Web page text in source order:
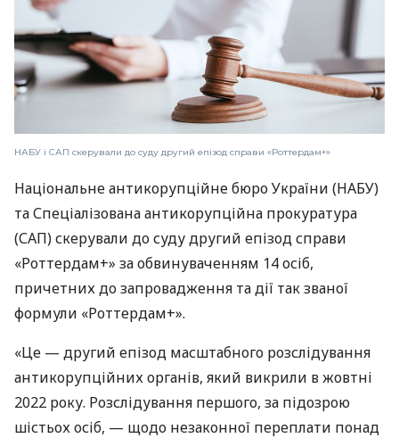
НАБУ і САП скерували до суду другий епізод справи «Роттердам+»
Національне антикорупційне бюро України (НАБУ)
та Спеціалізована антикорупційна прокуратура
(САП) скерували до суду другий епізод справи
«Роттердам+» за обвинуваченням 14 осіб,
причетних до запровадження та дії так званої
формули «Роттердам+».
«Це — другий епізод масштабного розслідування
антикорупційних органів, який викрили в жовтні
2022 року. Розслідування першого, за підозрою
шістьох осіб, — щодо незаконної переплати понад